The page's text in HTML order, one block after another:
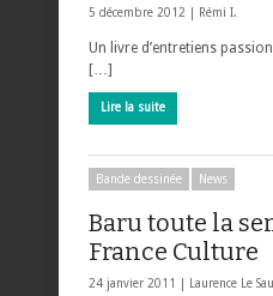
5 décembre 2012 | Rémi I.
Un livre d’entretiens
[…]
Lire la suite
Bande dessinée News
Baru toute la
France Culture
24 janvier 2011 | Laurence Le